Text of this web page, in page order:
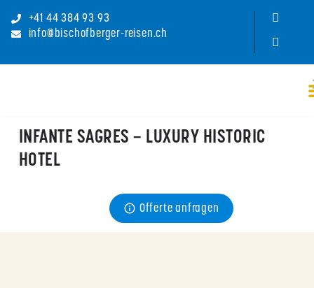
+41 44 384 93 93
info@bischofberger-reisen.ch
INFANTE SAGRES – LUXURY HISTORIC
HOTEL
Offerte anfragen